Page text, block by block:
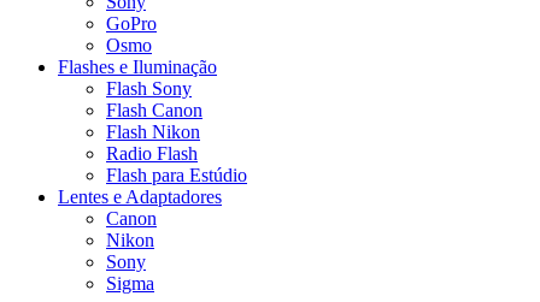
GoPro
Osmo
Flashes e Iluminação
Flash Sony
Flash Canon
Flash Nikon
Radio Flash
Flash para Estúdio
Lentes e Adaptadores
Canon
Nikon
Sony
Sigma